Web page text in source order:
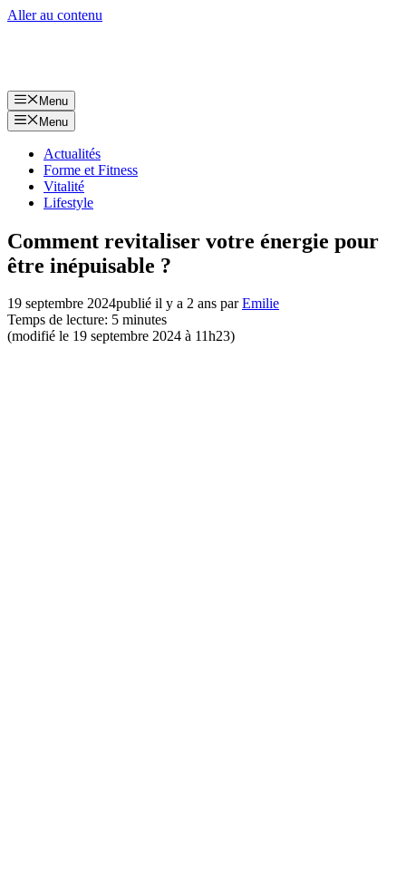
Aller au contenu
Menu
Menu
Actualités
Forme et Fitness
Vitalité
Lifestyle
Comment revitaliser votre énergie pour
être inépuisable ?
19 septembre 2024publié il y a 2 ans parEmilie
Temps de lecture: 5 minutes
(modifié le 19 septembre 2024 à 11h23)